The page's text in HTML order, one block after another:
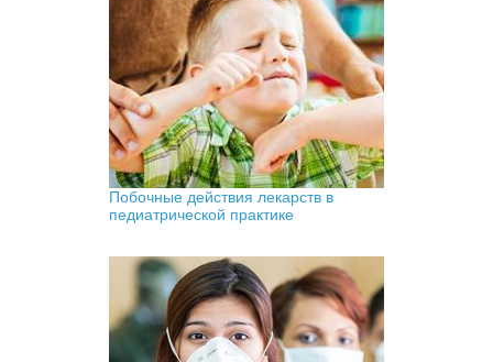
Побочные действия лекарств в
педиатрической практике